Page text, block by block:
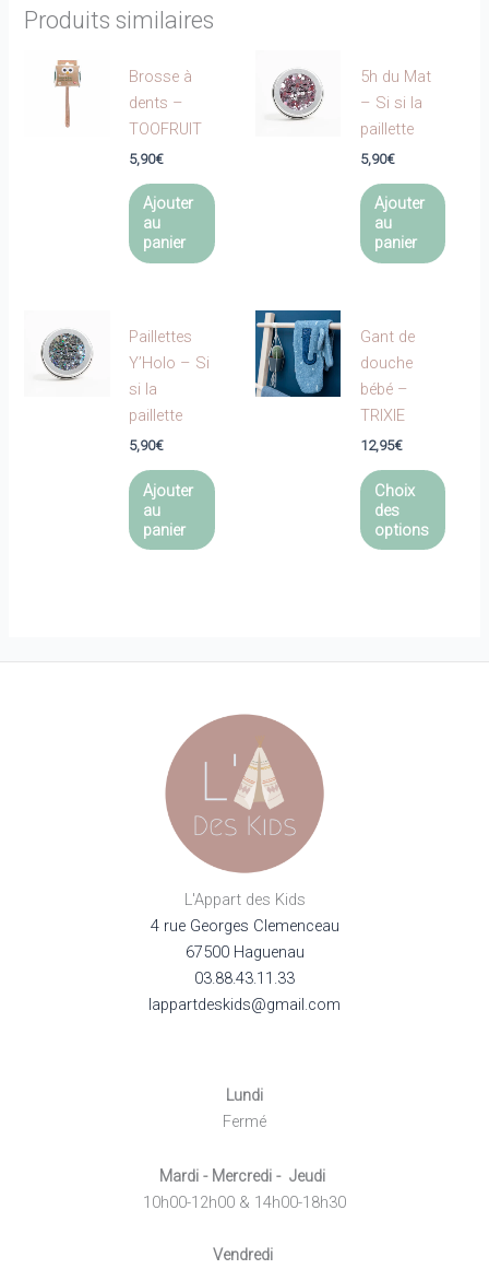
Produits similaires
Brosse à
dents –
TOOFRUIT
5,90€
Ajouter
au
panier
5h du Mat
– Si si la
paillette
5,90€
Ajouter
au
panier
Paillettes
Y’Holo – Si
si la
paillette
5,90€
Ajouter
au
panier
Gant de
douche
bébé –
TRIXIE
12,95€
Choix
des
options
a
L'Appart des Kids
4 rue Georges Clemenceau
67500 Haguenau
03.88.43.11.33
lappartdeskids@gmail.com
Lundi
Fermé
Mardi - Mercredi - Jeudi
10h00-12h00 & 14h00-18h30
Vendredi